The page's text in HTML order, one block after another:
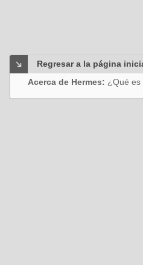
Regresar a la página
Acerca de Hermes: ¿Qué es